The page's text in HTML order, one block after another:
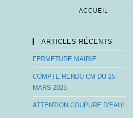
ACCUEIL
ARTICLES RÉCENTS
FERMETURE MAIRIE
COMPTE-RENDU CM DU 25
MARS 2025
ATTENTION,COUPURE D’EAU!